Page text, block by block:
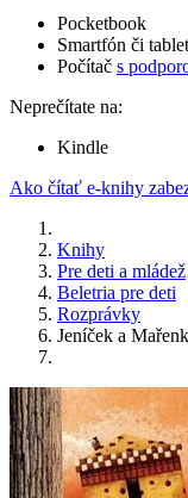
Pocketbook
Smartfón či tablet
Počítač s
Neprečítate na:
Kindle
Ako čítať e-knihy
Knihy
Pre deti a mládež
Beletria pre deti
Rozprávky
Jeníček a